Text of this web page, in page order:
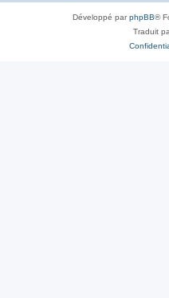
Développé parphpBB®
Traduit